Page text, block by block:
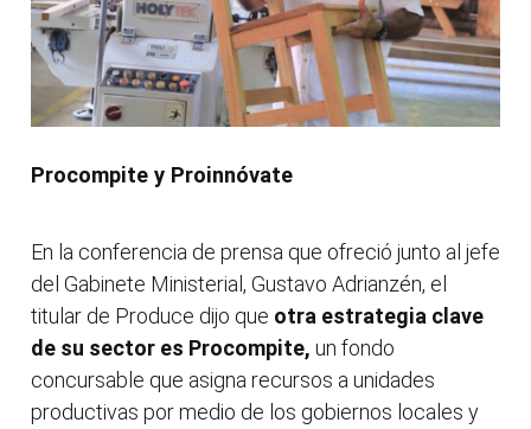
Procompite y Proinnóvate
En la conferencia de prensa que ofreció junto al jefe
del Gabinete Ministerial, Gustavo Adrianzén, el
titular de Produce dijo que otra estrategia clave
de su sector es Procompite, un fondo
concursable que asigna recursos a unidades
productivas por medio de los gobiernos locales y